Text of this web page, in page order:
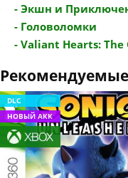
- Экшн и
- Головоломки
- Valiant Hearts: The
DLC
НОВЫЙ АКК